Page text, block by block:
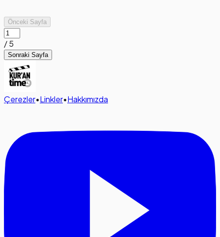
Önceki Sayfa
/5
Sonraki Sayfa
Çerezler•Linkler•Hakkımızda